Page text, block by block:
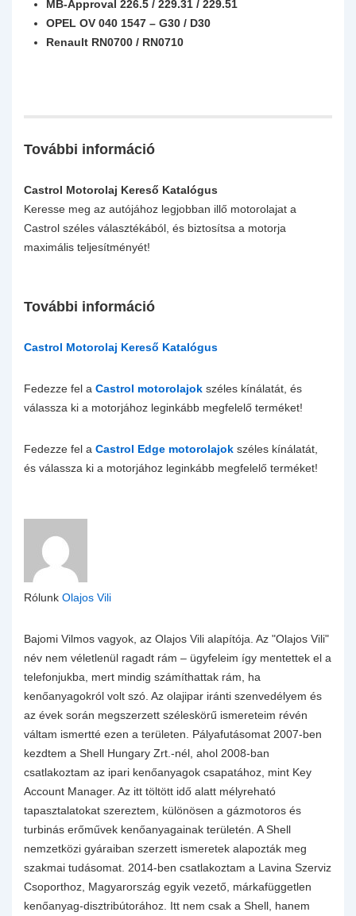
MB-Approval 226.5 / 229.31 / 229.51
OPEL OV 040 1547 – G30 / D30
Renault RN0700 / RN0710
További információ
Castrol Motorolaj Kereső Katalógus
Keresse meg az autójához legjobban illő motorolajat a
Castrol széles választékából, és biztosítsa a motorja
maximális teljesítményét!
További információ
Castrol Motorolaj Kereső Katalógus
Fedezze fel a Castrol motorolajok széles kínálatát, és
válassza ki a motorjához leginkább megfelelő terméket!
Fedezze fel a Castrol Edge motorolajok széles kínálatát,
és válassza ki a motorjához leginkább megfelelő terméket!
Rólunk Olajos Vili
Bajomi Vilmos vagyok, az Olajos Vili alapítója. Az "Olajos Vili"
név nem véletlenül ragadt rám – ügyfeleim így mentettek el a
telefonjukba, mert mindig számíthattak rám, ha
kenőanyagokról volt szó. Az olajipar iránti szenvedélyem és
az évek során megszerzett széleskörű ismereteim révén
váltam ismertté ezen a területen. Pályafutásomat 2007-ben
kezdtem a Shell Hungary Zrt.-nél, ahol 2008-ban
csatlakoztam az ipari kenőanyagok csapatához, mint Key
Account Manager. Az itt töltött idő alatt mélyreható
tapasztalatokat szereztem, különösen a gázmotoros és
turbinás erőművek kenőanyagainak területén. A Shell
nemzetközi gyáraiban szerzett ismeretek alapozták meg
szakmai tudásomat. 2014-ben csatlakoztam a Lavina Szerviz
Csoporthoz, Magyarország egyik vezető, márkafüggetlen
kenőanyag-disztribútorához. Itt nem csak a Shell, hanem